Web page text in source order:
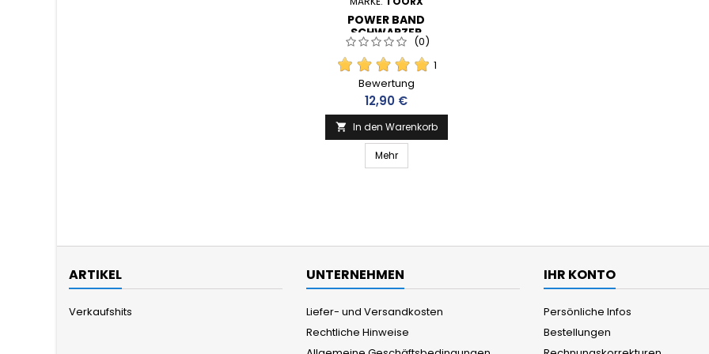
POWER BAND
SCHWARZER
ELASTISCHER
WIDERSTANDSRING -
2080 X 4,5 X 22 MM
(0)
1
Bewertung
Preis
12,90 €
 In den Warenkorb
Mehr
ARTIKEL
Verkaufshits
UNTERNEHMEN
Liefer- und Versandkosten
Rechtliche Hinweise
IHR KONTO
Persönliche Infos
Bestellungen